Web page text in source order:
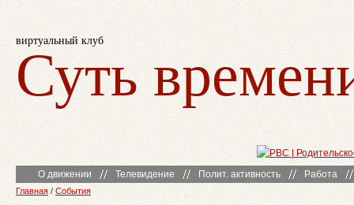
виртуальный клуб
Суть
О движении Телевидение Полит. активность Работа
Главная / События